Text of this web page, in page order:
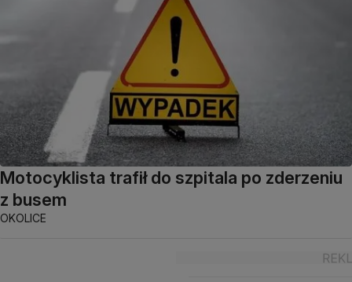
Motocyklista trafił do szpitala po zderzeniu
z busem
OKOLICE